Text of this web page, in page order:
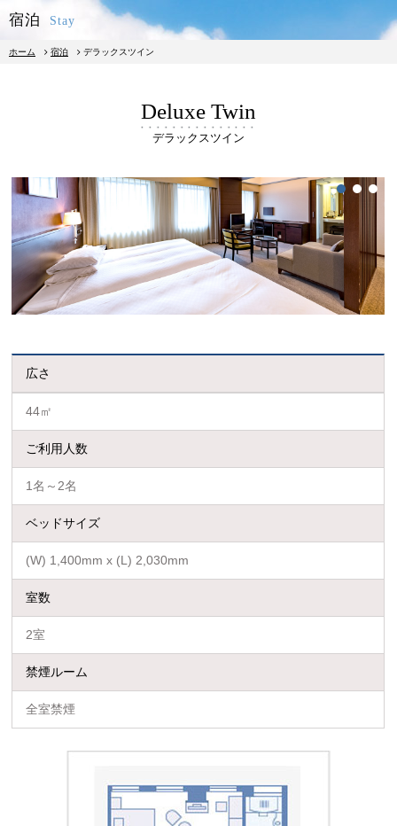
宿泊
朝食
館内
観光
アクセス
よくあるご質問
お問い合わせ
採用情報
ソーシャルメディアポリシー
宿泊 Stay
ホーム 宿泊 デラックスツイン
Deluxe Twin
デラックスツイン
1
広さ
44㎡
ご利用人数
1名～2名
ベッドサイズ
(W) 1,400mm x (L) 2,030mm
室数
2室
禁煙ルーム
全室禁煙